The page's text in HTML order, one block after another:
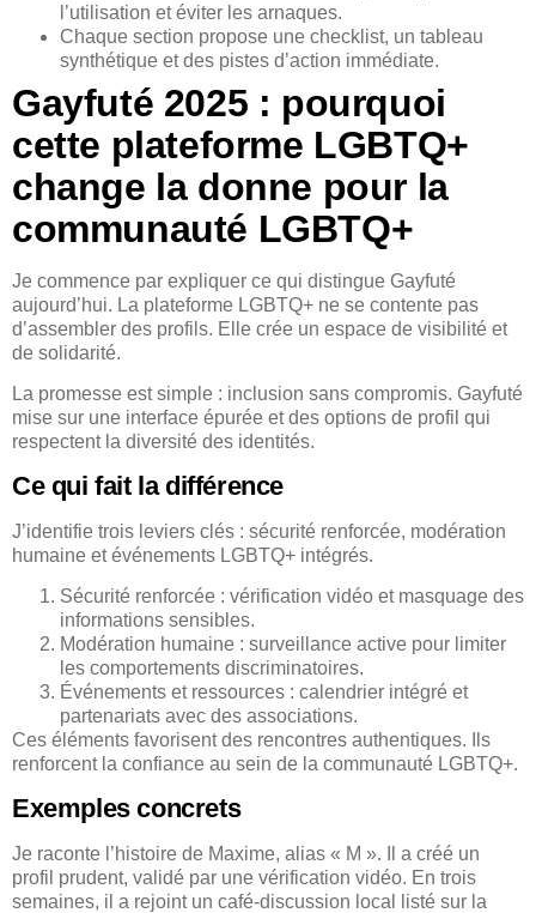
l’utilisation et éviter les arnaques.
Chaque section propose une checklist, un tableau
synthétique et des pistes d’action immédiate.
Gayfuté 2025 : pourquoi
cette plateforme LGBTQ+
change la donne pour la
communauté LGBTQ+
Je commence par expliquer ce qui distingue Gayfuté
aujourd’hui. La plateforme LGBTQ+ ne se contente pas
d’assembler des profils. Elle crée un espace de visibilité et
de solidarité.
La promesse est simple : inclusion sans compromis. Gayfuté
mise sur une interface épurée et des options de profil qui
respectent la diversité des identités.
Ce qui fait la différence
J’identifie trois leviers clés : sécurité renforcée, modération
humaine et événements LGBTQ+ intégrés.
Sécurité renforcée : vérification vidéo et masquage des
informations sensibles.
Modération humaine : surveillance active pour limiter
les comportements discriminatoires.
Événements et ressources : calendrier intégré et
partenariats avec des associations.
Ces éléments favorisent des rencontres authentiques. Ils
renforcent la confiance au sein de la communauté LGBTQ+.
Exemples concrets
Je raconte l’histoire de Maxime, alias « M ». Il a créé un
profil prudent, validé par une vérification vidéo. En trois
semaines, il a rejoint un café-discussion local listé sur la